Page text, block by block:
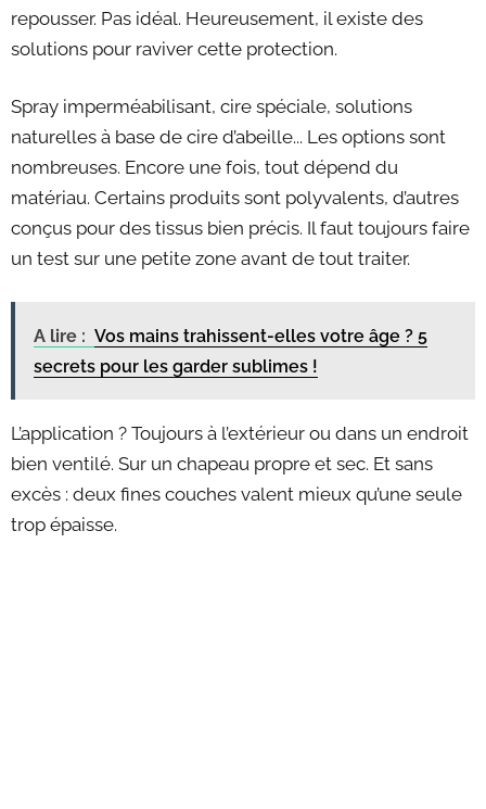
repousser. Pas idéal. Heureusement, il existe des
solutions pour raviver cette protection.
Spray imperméabilisant, cire spéciale, solutions
naturelles à base de cire d’abeille... Les options sont
nombreuses. Encore une fois, tout dépend du
matériau. Certains produits sont polyvalents, d’autres
conçus pour des tissus bien précis. Il faut toujours faire
un test sur une petite zone avant de tout traiter.
A lire : Vos mains trahissent-elles votre âge ? 5
secrets pour les garder sublimes !
L’application ? Toujours à l’extérieur ou dans un endroit
bien ventilé. Sur un chapeau propre et sec. Et sans
excès : deux fines couches valent mieux qu’une seule
trop épaisse.